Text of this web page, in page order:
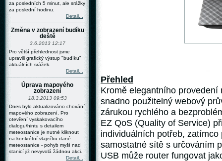
za posledních 5 minut, ale srážky
za poslední hodinu.
Detail...
Změna v zobrazení budíku
deště
3.6.2013 12:17
Pro větší přehlednost jsme
upravili grafický výstup "budíku"
aktuálních srážek.
Detail...
Úprava mapového
zobrazení
18.3.2013 09:53
Dnes bylo aktualizováno chování
mapového zobrazení. Pro
otevření vyskakovacího
dialogu/hintu s detailem
meteostanice je nutné kliknout
na konkrétní vlaječku dané
meteostanice - pohyb myší nad
stanicí již nevyvolá žádnou akci.
Detail...
Přehled
Kromě elegantního
snadno použitelný webový
zárukou rychlého a
EZ QoS (Quality of Service)
individuálních potřeb,
samostatné sítě s určováním
USB může router fungovat